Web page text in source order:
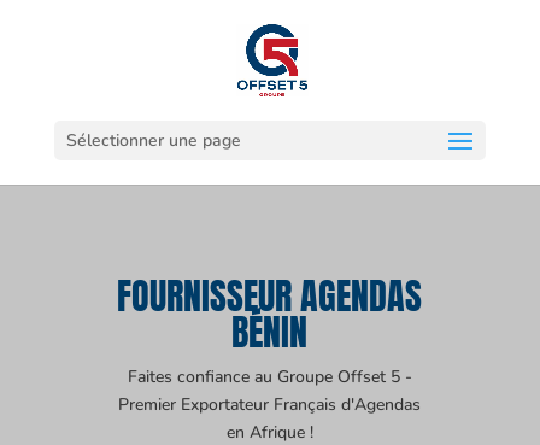
Sélectionner une page
FOURNISSEUR AGENDAS
BÉNIN
Faites confiance au Groupe Offset 5 -
Premier Exportateur Français d'Agendas
en Afrique !